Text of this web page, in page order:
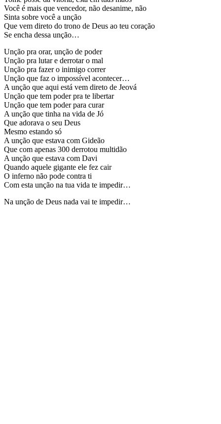
Você é mais que vencedor, não desanime, não
Sinta sobre você a unção
Que vem direto do trono de Deus ao teu coração
Se encha dessa unção…
Unção pra orar, unção de poder
Unção pra lutar e derrotar o mal
Unção pra fazer o inimigo correr
Unção que faz o impossível acontecer…
A unção que aqui está vem direto de Jeová
Unção que tem poder pra te libertar
Unção que tem poder para curar
A unção que tinha na vida de Jó
Que adorava o seu Deus
Mesmo estando só
A unção que estava com Gideão
Que com apenas 300 derrotou multidão
A unção que estava com Davi
Quando aquele gigante ele fez cair
O inferno não pode contra ti
Com esta unção na tua vida te impedir…
Na unção de Deus nada vai te impedir…